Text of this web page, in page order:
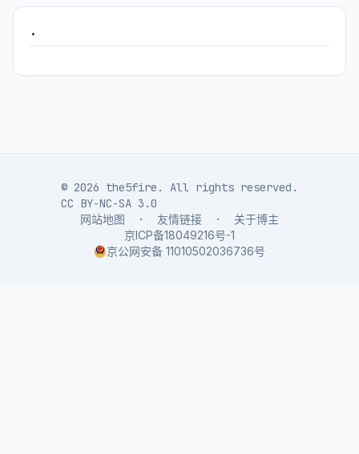
.
© 2026 the5fire. All rights reserved.
CC BY-NC-SA 3.0
网站地图 · 友情链接 · 关于博主
京ICP备18049216号-1
京公网安备 11010502036736号